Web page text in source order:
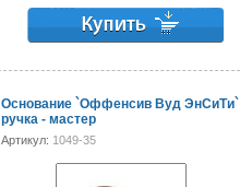
Основание `Оффенсив Вуд ЭнСиТи`
ручка - мастер
Артикул: 1049-35